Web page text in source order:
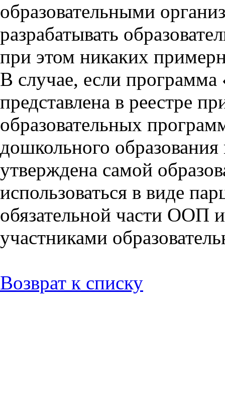
образовательными
разрабатывать
при этом никаких
В случае, если программа
представлена в реестре
образовательных
дошкольного
утверждена самой
использоваться в виде
обязательной части ООП
участниками
Возврат к списку